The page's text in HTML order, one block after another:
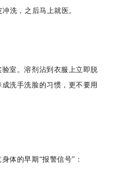
洗，之后马上就医。
室。溶剂沾到衣服上立即脱
洗手洗脸的习惯，更不要用
体的早期“报警信号”：